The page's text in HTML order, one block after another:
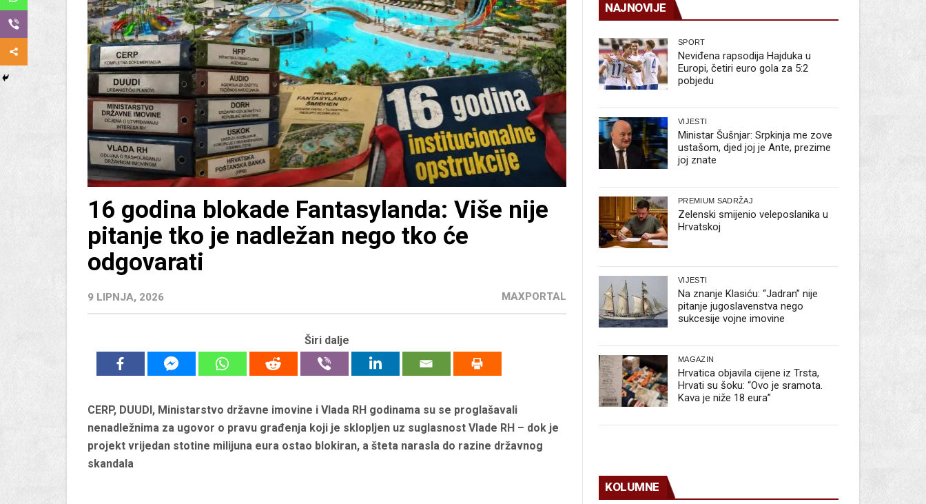
16 godina blokade Fantasylanda: Više nije
pitanje tko je nadležan nego tko će
odgovarati
9 LIPNJA, 2026 MAXPORTAL
Širi dalje
CERP, DUUDI, Ministarstvo državne imovine i Vlada RH godinama su se proglašavali
nenadležnima za ugovor o pravu građenja koji je sklopljen uz suglasnost Vlade RH – dok je
projekt vrijedan stotine milijuna eura ostao blokiran, a šteta narasla do razine državnog
skandala
NAJNOVIJE
SPORT
Neviđena rapsodija Hajduka u
Europi, četiri euro gola za 5:2
pobjedu
VIJESTI
Ministar Šušnjar: Srpkinja me zove
ustašom, djed joj je Ante, prezime
joj znate
PREMIUM SADRŽAJ
Zelenski smijenio veleposlanika u
Hrvatskoj
VIJESTI
Na znanje Klasiću: “Jadran” nije
pitanje jugoslavenstva nego
sukcesije vojne imovine
MAGAZIN
Hrvatica objavila cijene iz Trsta,
Hrvati su šoku: “Ovo je sramota.
Kava je niže 18 eura”
KOLUMNE